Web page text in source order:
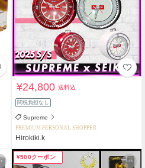
¥24,800送料込
関税負担なし
Supreme
PREMIUM PERSONAL SHOPPER
Hirokiki.k
¥500クーポン